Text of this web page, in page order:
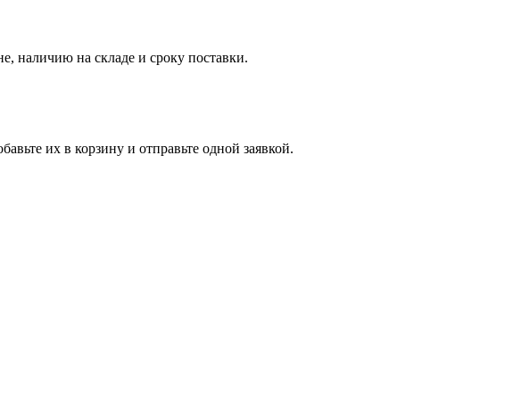
наличию на складе и сроку поставки.
их в корзину и отправьте одной заявкой.